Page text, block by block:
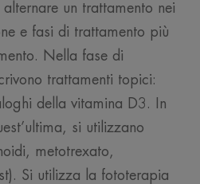
un trattamento nei
e fasi di trattamento più
Nella fase di
trattamenti topici:
della vitamina D3. In
si utilizzano
metotrexato,
Si utilizza la fototerapia